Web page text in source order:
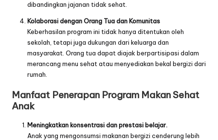
dibandingkan jajanan tidak sehat.
Kolaborasi dengan Orang Tua dan Komunitas
Keberhasilan program ini tidak hanya ditentukan oleh
sekolah, tetapi juga dukungan dari keluarga dan
masyarakat. Orang tua dapat diajak berpartisipasi dalam
merancang menu sehat atau menyediakan bekal bergizi dari
rumah.
Manfaat Penerapan Program Makan Sehat
Anak
Meningkatkan konsentrasi dan prestasi belajar.
Anak yang mengonsumsi makanan bergizi cenderung lebih